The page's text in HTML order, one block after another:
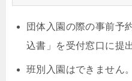
団体入園の際の事前予
込書」を受付窓口に提
班別入園はできません